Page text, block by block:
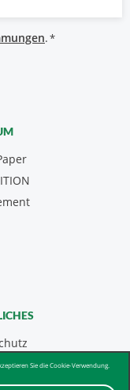
Sie die Cookie-Verwendung.
.*